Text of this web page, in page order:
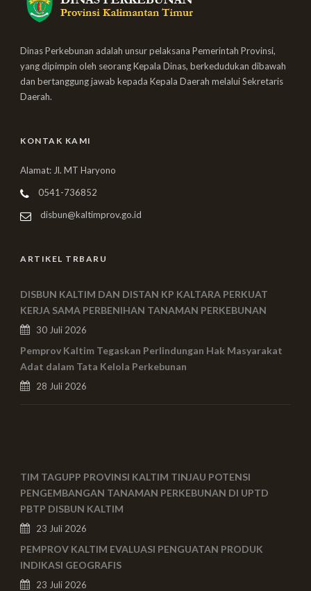
Dinas Perkebunan adalah unsur pelaksana Pemerintah Provinsi,
yang dipimpin oleh seorang Kepala Dinas, berkedudukan dibawah
dan bertanggung jawab kepada Kepala Daerah melalui Sekretaris
Daerah.
KONTAK KAMI
Alamat: Jl. MT Haryono
0541-736852
disbun@kaltimprov.go.id
ARTIKEL TRBARU
DISBUN KALTIM DAN DISTAN KP KALTARA PERKUAT
KERJA SAMA PERBENIHAN TANAMAN PERKEBUNAN
30 Juli 2026
Pemprov Kaltim Tegaskan Perlindungan Hak Masyarakat
Adat dalam Tata Kelola Perkebunan
28 Juli 2026
TIM TAGUPP PROVINSI KALTIM TINJAU POTENSI
PENGEMBANGAN TANAMAN PERKEBUNAN DI UPTD
PBTP DISBUN KALTIM
23 Juli 2026
PEMPROV KALTIM EVALUASI PENGUATAN PRODUK
INDIKASI GEOGRAFIS
23 Juli 2026